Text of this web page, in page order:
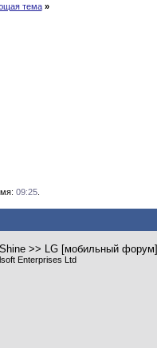
тема »
09:25.
>> LG [мобильный форум]
Enterprises Ltd